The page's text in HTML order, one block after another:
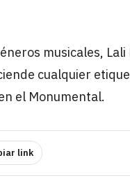
musicales, Lali
cualquier
el Monumental.
link